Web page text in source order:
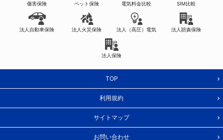
傷害保険 ペット保険 電気料金比較 SIM比較
法人自動車保険 法人火災保険 法人（高圧）電気 法人賠責保険
法人保険
TOP
利用規約
サイトマップ
お問い合わせ